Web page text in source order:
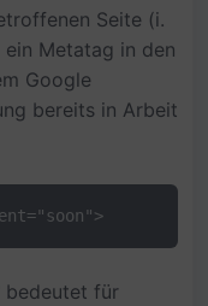
Seite (i.
Metatag in den
Google
bereits in Arbeit
bedeutet für